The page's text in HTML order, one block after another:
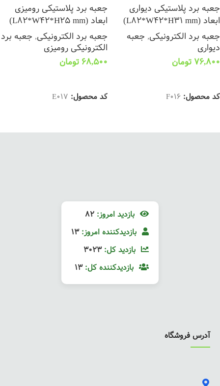
جعبه برد پلاستیکی دیواری
ابعاد (L82*W42*H31 mm)
جعبه برد الکترونیکی, جعبه
دیواری
76,800 تومان
کد محصول: F016
جعبه برد پلاستیکی رومیزی
ابعاد (L82*W42*H25 mm)
جعبه برد الکترونیکی, جعبه برد
الکترونیکی رومیزی
68,500 تومان
کد محصول: E017
بازدید امروز:
بازدیدکننده امروز: 13
بازدید کل: 3023
بازدیدکننده کل: 13
آدرس فروشگاه